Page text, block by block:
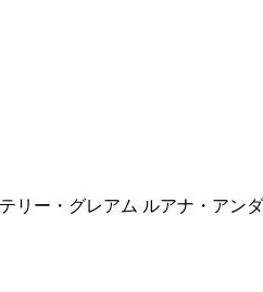
ー・グレアム ルアナ・アン